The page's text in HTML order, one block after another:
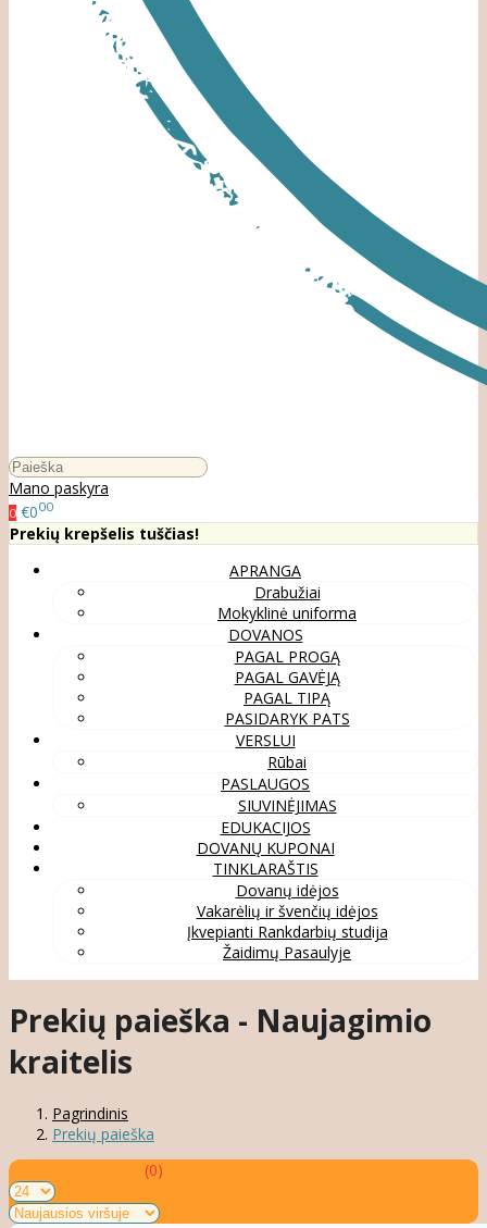
Mano paskyra
0 €000
Prekių krepšelis tuščias!
APRANGA
Drabužiai
Mokyklinė uniforma
DOVANOS
PAGAL PROGĄ
PAGAL GAVĖJĄ
PAGAL TIPĄ
PASIDARYK PATS
VERSLUI
Rūbai
PASLAUGOS
SIUVINĖJIMAS
EDUKACIJOS
DOVANŲ KUPONAI
TINKLARAŠTIS
Dovanų idėjos
Vakarėlių ir švenčių idėjos
Įkvepianti Rankdarbių studija
Žaidimų Pasaulyje
Prekių paieška - Naujagimio
kraitelis
Pagrindinis
Prekių paieška
Prekių palyginimas (0)